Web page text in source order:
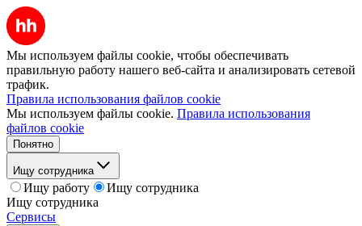
Мы используем файлы cookie, чтобы обеспечивать
правильную работу нашего веб-сайта и анализировать сетевой
трафик.
Правила использования файлов cookie
Мы используем файлы cookie. Правила использования
файлов cookie
Понятно
Ищу сотрудника
Ищу работу
Ищу сотрудника
Ищу сотрудника
Сервисы